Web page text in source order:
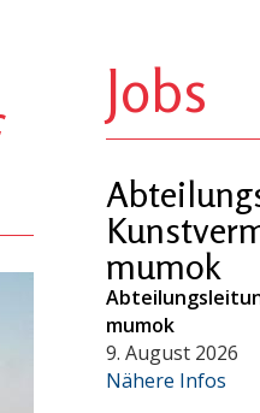
Jobs
mumok
mumok
9. August 2026
Nähere Infos